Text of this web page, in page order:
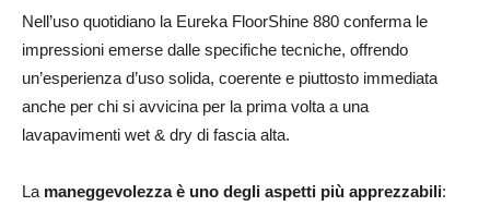
Nell’uso quotidiano la Eureka FloorShine 880 conferma le
impressioni emerse dalle specifiche tecniche, offrendo
un’esperienza d’uso solida, coerente e piuttosto immediata
anche per chi si avvicina per la prima volta a una
lavapavimenti wet & dry di fascia alta.
La maneggevolezza è uno degli aspetti più apprezzabili: